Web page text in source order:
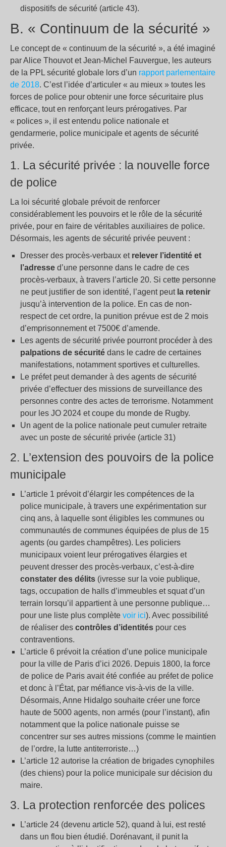
dispositifs de sécurité (article 43).
B. « Continuum de la sécurité »
Le concept de « continuum de la sécurité », a été imaginé
par Alice Thouvot et Jean-Michel Fauvergue, les auteurs
de la PPL sécurité globale lors d’un rapport parlementaire
de 2018. C’est l’idée d’articuler « au mieux » toutes les
forces de police pour obtenir une force sécuritaire plus
efficace, tout en renforçant leurs prérogatives. Par
« polices », il est entendu police nationale et
gendarmerie, police municipale et agents de sécurité
privée.
1. La sécurité privée : la nouvelle force
de police
La loi sécurité globale prévoit de renforcer
considérablement les pouvoirs et le rôle de la sécurité
privée, pour en faire de véritables auxiliaires de police.
Désormais, les agents de sécurité privée peuvent :
Dresser des procès-verbaux et relever l’identité et
l’adresse d’une personne dans le cadre de ces
procès-verbaux, à travers l’article 20. Si cette personne
ne peut justifier de son identité, l’agent peut la retenir
jusqu’à intervention de la police. En cas de non-
respect de cet ordre, la punition prévue est de 2 mois
d’emprisonnement et 7500€ d’amende.
Les agents de sécurité privée pourront procéder à des
palpations de sécurité dans le cadre de certaines
manifestations, notamment sportives et culturelles.
Le préfet peut demander à des agents de sécurité
privée d’effectuer des missions de surveillance des
personnes contre des actes de terrorisme. Notamment
pour les JO 2024 et coupe du monde de Rugby.
Un agent de la police nationale peut cumuler retraite
avec un poste de sécurité privée (article 31)
2. L’extension des pouvoirs de la police
municipale
L’article 1 prévoit d’élargir les compétences de la
police municipale, à travers une expérimentation sur
cinq ans, à laquelle sont éligibles les communes ou
communautés de communes équipées de plus de 15
agents (ou gardes champêtres). Les policiers
municipaux voient leur prérogatives élargies et
peuvent dresser des procès-verbaux, c’est-à-dire
constater des délits (ivresse sur la voie publique,
tags, occupation de halls d’immeubles et squat d’un
terrain lorsqu’il appartient à une personne publique…
pour une liste plus complète voir ici). Avec possibilité
de réaliser des contrôles d’identités pour ces
contraventions.
L’article 6 prévoit la création d’une police municipale
pour la ville de Paris d’ici 2026. Depuis 1800, la force
de police de Paris avait été confiée au préfet de police
et donc à l’État, par méfiance vis-à-vis de la ville.
Désormais, Anne Hidalgo souhaite créer une force
haute de 5000 agents, non armés (pour l’instant), afin
notamment que la police nationale puisse se
concentrer sur ses autres missions (comme le maintien
de l’ordre, la lutte antiterroriste…)
L’article 12 autorise la création de brigades cynophiles
(des chiens) pour la police municipale sur décision du
maire.
3. La protection renforcée des polices
L’article 24 (devenu article 52), quand à lui, est resté
dans un flou bien étudié. Dorénavant, il punit la